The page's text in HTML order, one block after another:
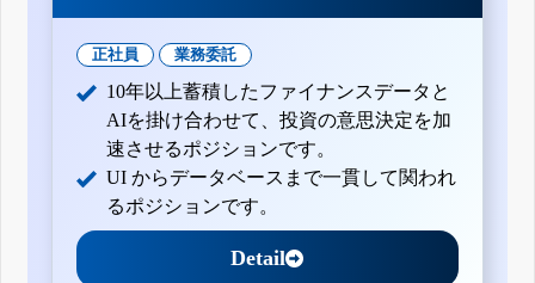
正社員 業務委託
10年以上蓄積したファイナンスデータと
AIを掛け合わせて、投資の意思決定を加
速させるポジションです。
UI からデータベースまで一貫して関われ
るポジションです。
Detail